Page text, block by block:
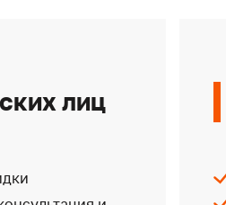
лиц